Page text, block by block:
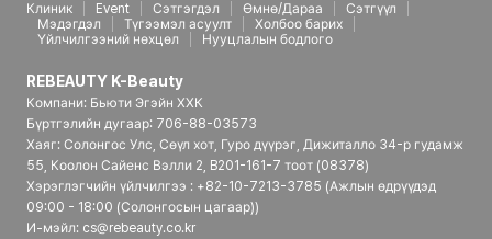
Клиник Event Сэтгэгдэл Өмнө/Дараа
Сэтгүүл
Мэдэгдэл
Түгээмэл асуулт
Холбоо барих
Үйлчилгээний нөхцөл
Нууцлалын бодлого
REBEAUTY K-Beauty
Компани: Бьюти Эгэйн ХХК
Бүртгэлийн дугаар: 706-88-03573
Хаяг: Солонгос Улс, Сөүл хот, Гуро дүүрэг, Дижиталло 34-р гудамж
55, Коолон Сайенс Вэлли 2, B201-161-7 тоот (08378)
Хэрэглэгчийн үйлчилгээ : +82-10-7213-3785 (Ажлын өдрүүдэд
09:00 - 18:00 (Солонгосын цагаар))
И-мэйл: cs@rebeauty.co.kr